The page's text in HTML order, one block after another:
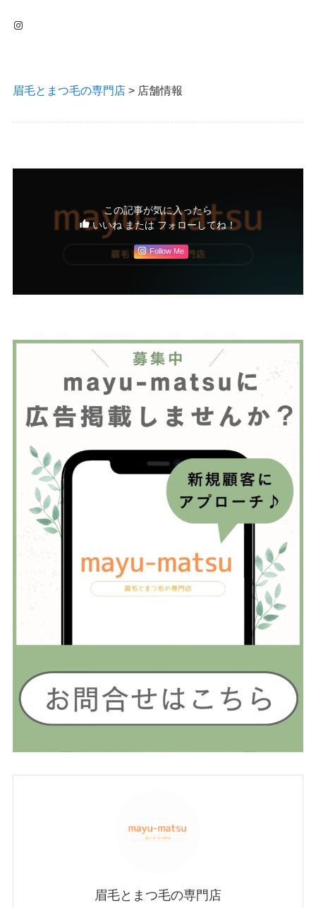
Instagram
眉毛とまつ毛の専門店> 店舗情報
この記事が気に入ったら
いいね または フォローしてね！
Follow Me
眉毛とまつ毛の専門店